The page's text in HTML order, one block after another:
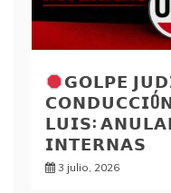
𝗚𝗢𝗟𝗣𝗘
𝗟𝗨𝗜𝗦:
𝗜𝗡𝗧𝗘𝗥𝗡𝗔𝗦
3 julio, 2026